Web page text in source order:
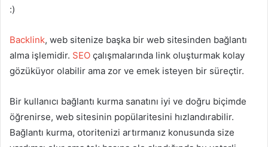
:)
Backlink, web sitenize başka bir web sitesinden bağlantı
alma işlemidir. SEO çalışmalarında link oluşturmak kolay
gözüküyor olabilir ama zor ve emek isteyen bir süreçtir.
Bir kullanıcı bağlantı kurma sanatını iyi ve doğru biçimde
öğrenirse, web sitesinin popülaritesini hızlandırabilir.
Bağlantı kurma, otoritenizi artırmanız konusunda size